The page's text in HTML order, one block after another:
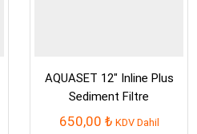
AQUASET 12″ Inline Plus
Sediment Filtre
650,00 ₺ KDV Dahil